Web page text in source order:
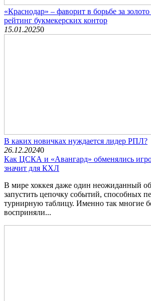
«Краснодар» – фаворит в борьбе за
рейтинг букмекерских контор
15.01.20250
В каких новичках нуждается лидер РПЛ?
26.12.20240
Как ЦСКА и «Авангард» обменялись
значит для КХЛ
В мире хоккея даже один неожиданный
запустить цепочку событий, способных
турнирную таблицу. Именно так многие
восприняли...